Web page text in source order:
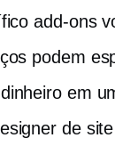
add-ons
podem
em
de